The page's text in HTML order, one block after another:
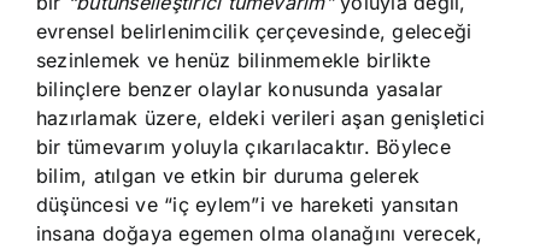
evrensel belirlenimcilik çerçevesinde, geleceği
sezinlemek ve henüz bilinmemekle birlikte
bilinçlere benzer olaylar konusunda yasalar
hazırlamak üzere, eldeki verileri aşan genişletici
bir tümevarım yoluyla çıkarılacaktır. Böylece
bilim, atılgan ve etkin bir duruma gelerek
düşüncesi ve “iç eylem”i ve hareketi yansıtan
insana doğaya egemen olma olanağını verecek,